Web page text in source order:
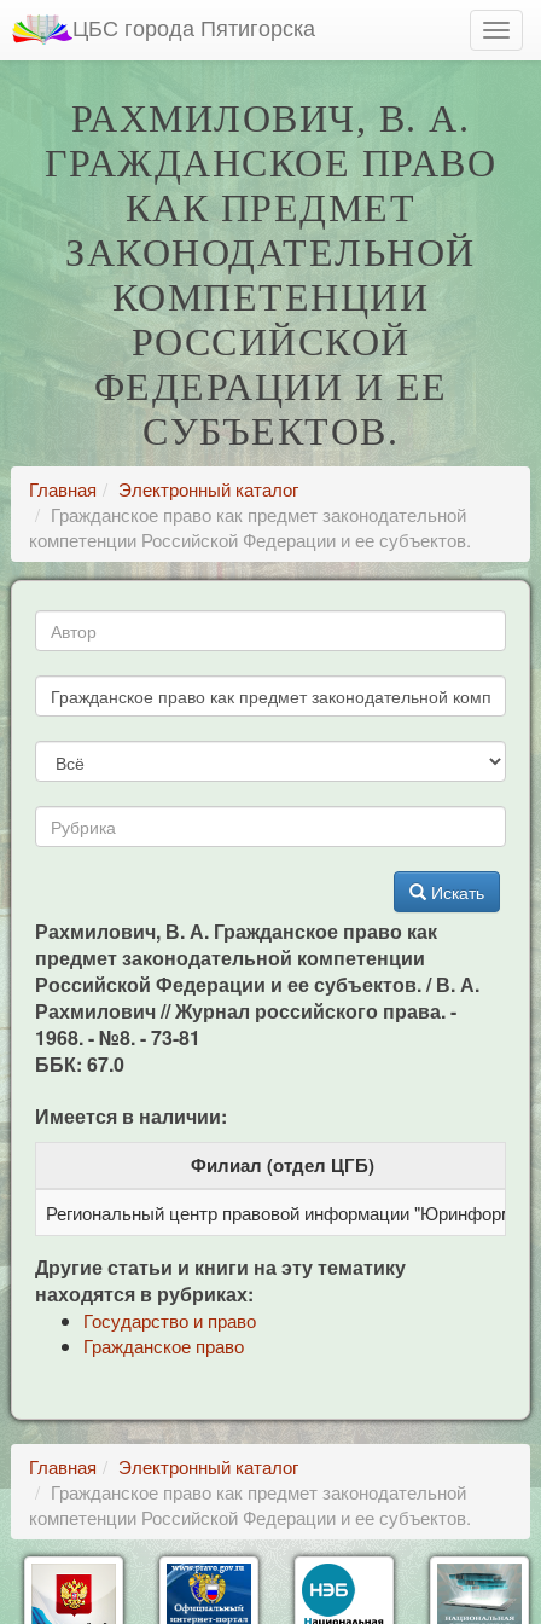
ЦБС города Пятигорска
РАХМИЛОВИЧ, В. А.
ГРАЖДАНСКОЕ ПРАВО
КАК ПРЕДМЕТ
ЗАКОНОДАТЕЛЬНОЙ
КОМПЕТЕНЦИИ
РОССИЙСКОЙ
ФЕДЕРАЦИИ И ЕЕ
СУБЪЕКТОВ.
Главная
Электронный каталог
Гражданское право как предмет законодательной
компетенции Российской Федерации и ее субъектов.
Искать
Рахмилович, В. А. Гражданское право как
предмет законодательной компетенции
Российской Федерации и ее субъектов. / В. А.
Рахмилович // Журнал российского права. -
1968. - №8. - 73-81
ББК: 67.0
Имеется в наличии:
Филиал (отдел ЦГБ)
Региональный центр правовой информации "Юринформ"
Другие статьи и книги на эту тематику
находятся в рубриках:
Государство и право
Гражданское право
Главная
Электронный каталог
Гражданское право как предмет законодательной
компетенции Российской Федерации и ее субъектов.